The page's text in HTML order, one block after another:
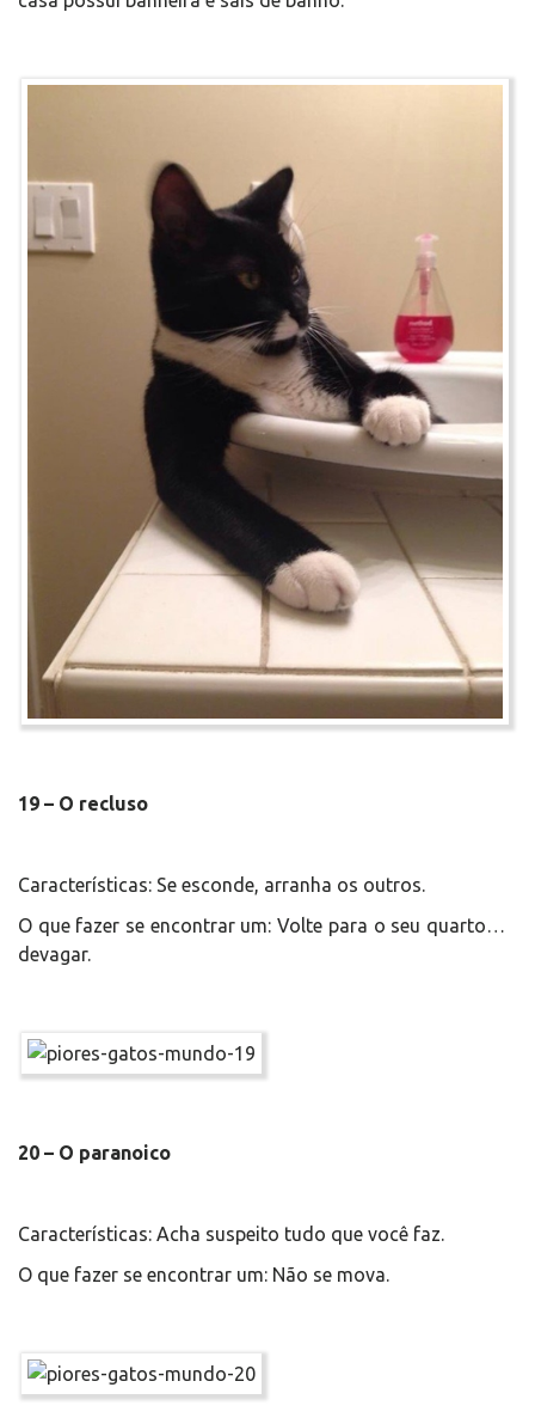
19 – O recluso
Características: Se esconde, arranha os outros.
O que fazer se encontrar um: Volte para o seu quarto…
devagar.
20 – O paranoico
Características: Acha suspeito tudo que você faz.
O que fazer se encontrar um: Não se mova.